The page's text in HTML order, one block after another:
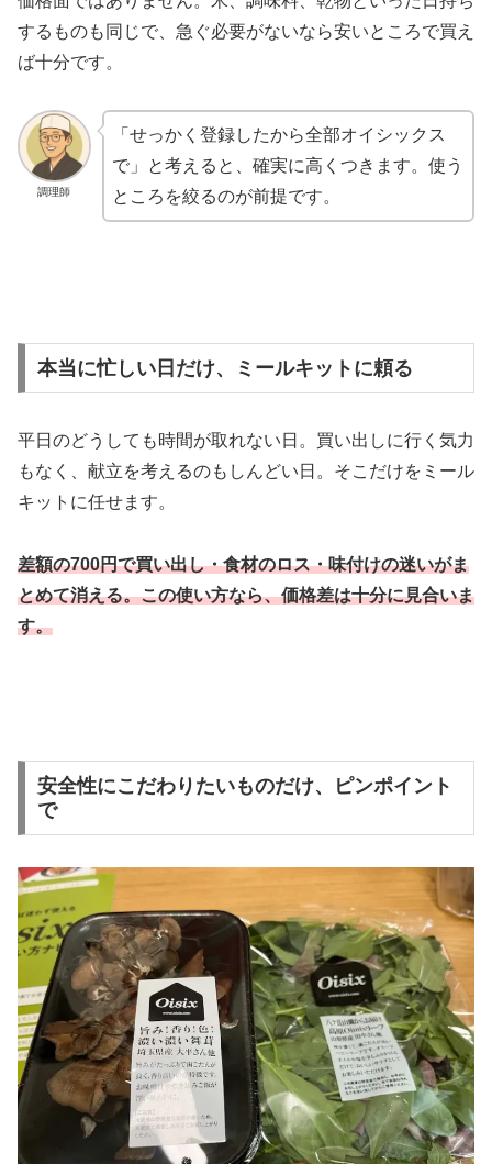
するものも同じで、急ぐ必要がないなら安いところで買え
ば十分です。
調理師
「せっかく登録したから全部オイシックス
で」と考えると、確実に高くつきます。使う
ところを絞るのが前提です。
本当に忙しい日だけ、ミールキットに頼る
平日のどうしても時間が取れない日。買い出しに行く気力
もなく、献立を考えるのもしんどい日。そこだけをミール
キットに任せます。
差額の700円で買い出し・食材のロス・味付けの迷いがま
とめて消える。この使い方なら、価格差は十分に見合いま
す。
安全性にこだわりたいものだけ、ピンポイント
で